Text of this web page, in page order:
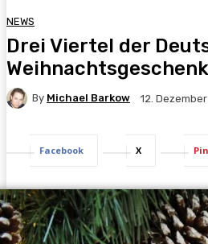
NEWS
Drei Viertel der
By Michael Barkow 12.
Facebook X